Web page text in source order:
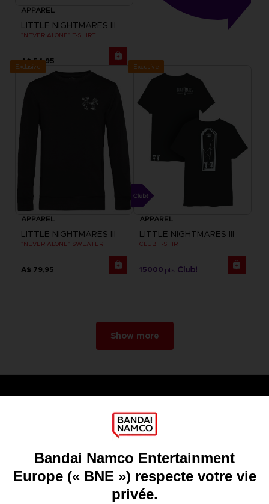
APPAREL
LITTLE NIGHTMARES III
"NEVER ALONE" T-SHIRT
A$ 54,95
Exclusive
APPAREL
LITTLE NIGHTMARES III
"NEVER ALONE" SWEATER
A$ 79,95
Exclusive
APPAREL
LITTLE NIGHTMARES III
CLUB T-SHIRT
15000 pts
Show more
Recruitment
Licensing
DO YOU HAVE A QUESTION?